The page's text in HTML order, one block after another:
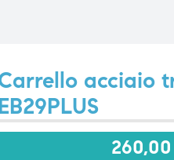
acciaio
260,00